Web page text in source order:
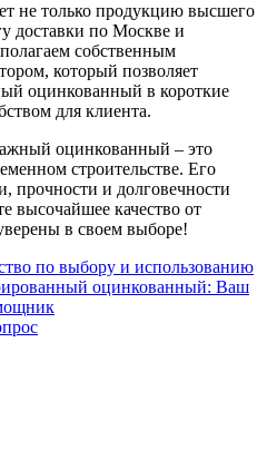
не только продукцию высшего
доставки по Москве и
собственным
который позволяет
оцинкованный в короткие
для клиента.
оцинкованный – это
строительстве. Его
прочности и долговечности
высочайшее качество от
в своем выборе!
по выбору и использованию
оцинкованный: Ваш